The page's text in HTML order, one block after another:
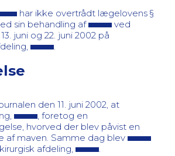
har ikke overtrådt lægelovens §
sin behandling af
ved
juni og 22. juni 2002 på
den 11. juni 2002, at
, foretog en
hvorved der blev påvist en
af maven. Samme dag blev
afdeling,